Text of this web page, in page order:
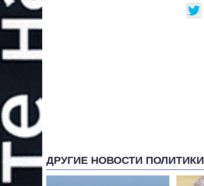
ДРУГИЕ НОВОСТИ ПОЛИТИКИ